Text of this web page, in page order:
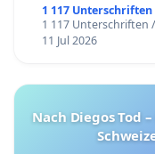
1 117 Unterschriften
1 117 Unterschriften
11 Jul 2026
Nach Diegos Tod